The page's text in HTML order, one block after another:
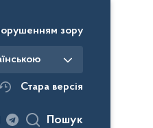
зору
Стара версія
Пошук